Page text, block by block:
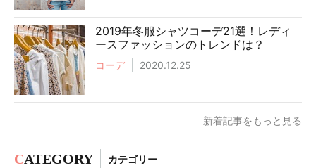
2019年冬服シャツコーデ21選！レディ
ースファッションのトレンドは？
コーデ 2020.12.25
新着記事をもっと見る
CATEGORY カテゴリー